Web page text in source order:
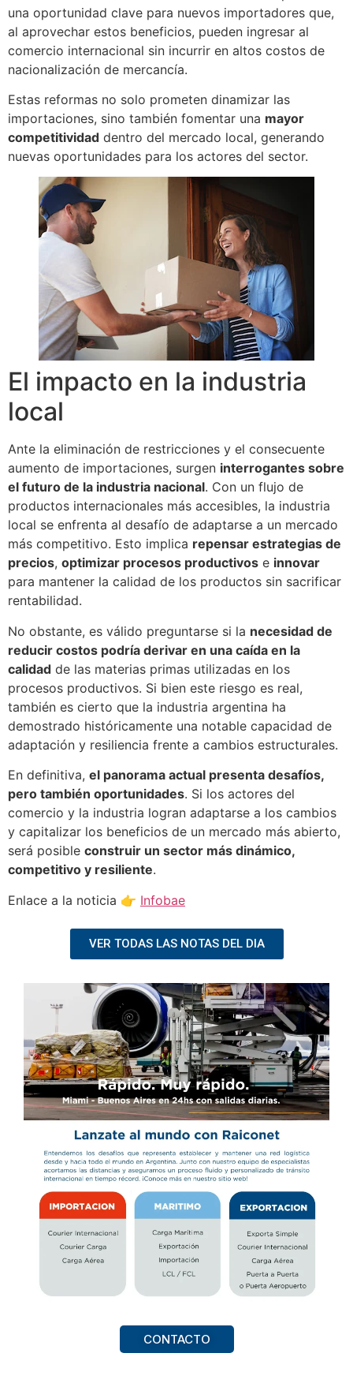
una oportunidad clave para nuevos importadores que,
al aprovechar estos beneficios, pueden ingresar al
comercio internacional sin incurrir en altos costos de
nacionalización de mercancía.
Estas reformas no solo prometen dinamizar las
importaciones, sino también fomentar una mayor
competitividad dentro del mercado local, generando
nuevas oportunidades para los actores del sector.
El impacto en la industria
local
Ante la eliminación de restricciones y el consecuente
aumento de importaciones, surgen interrogantes sobre
el futuro de la industria nacional. Con un flujo de
productos internacionales más accesibles, la industria
local se enfrenta al desafío de adaptarse a un mercado
más competitivo. Esto implica repensar estrategias de
precios, optimizar procesos productivos e innovar
para mantener la calidad de los productos sin sacrificar
rentabilidad.
No obstante, es válido preguntarse si la necesidad de
reducir costos podría derivar en una caída en la
calidad de las materias primas utilizadas en los
procesos productivos. Si bien este riesgo es real,
también es cierto que la industria argentina ha
demostrado históricamente una notable capacidad de
adaptación y resiliencia frente a cambios estructurales.
En definitiva, el panorama actual presenta desafíos,
pero también oportunidades. Si los actores del
comercio y la industria logran adaptarse a los cambios
y capitalizar los beneficios de un mercado más abierto,
será posible construir un sector más dinámico,
competitivo y resiliente.
Enlace a la noticia 👉 Infobae
VER TODAS LAS NOTAS DEL DIA
CONTACTO